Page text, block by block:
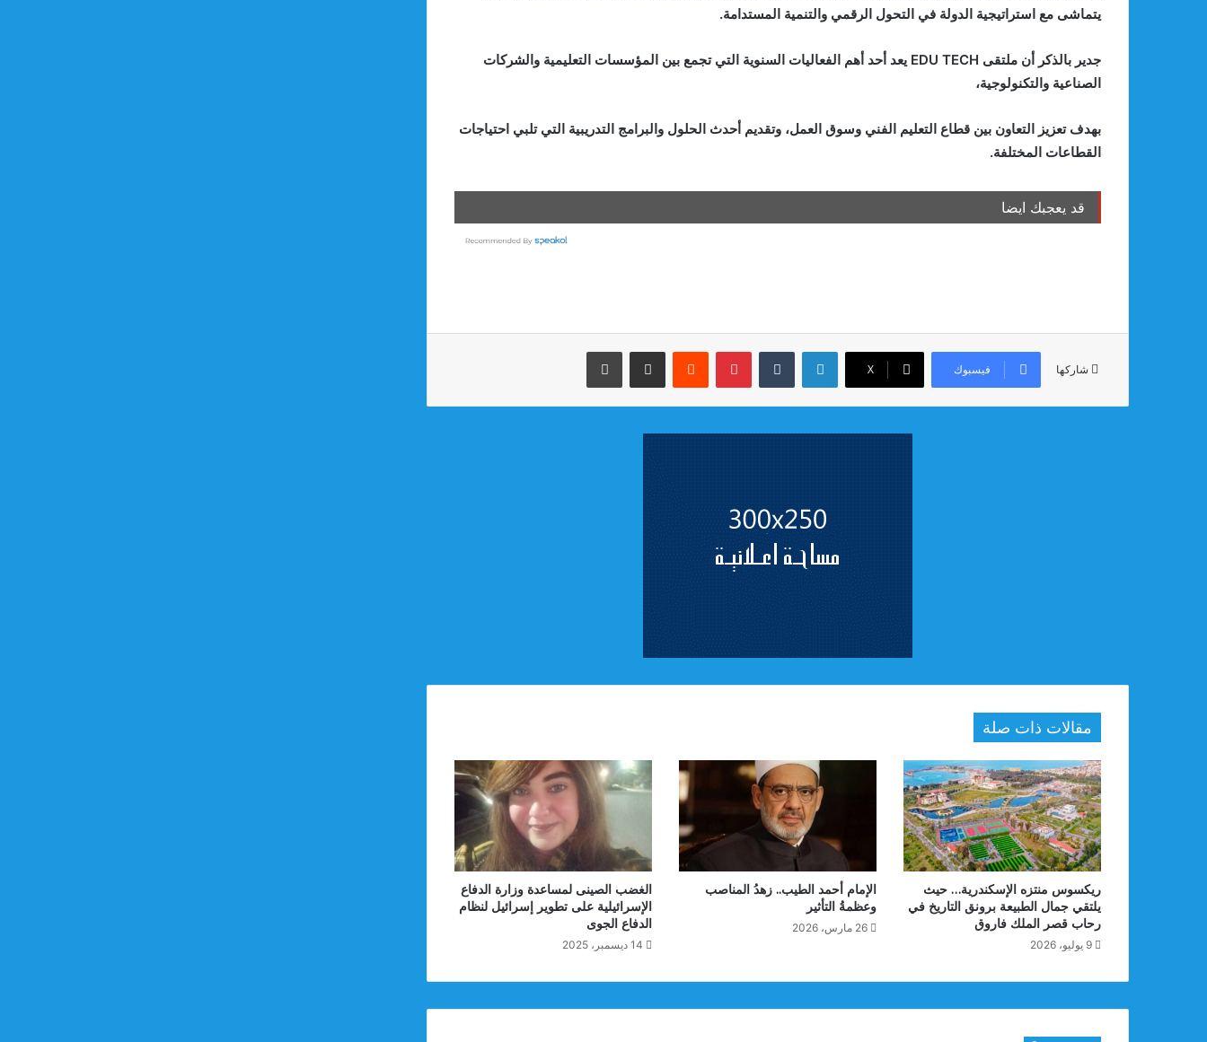
يتماشى مع استراتيجية الدولة في التحول الرقمي والتنمية المستدامة.
جدير بالذكر أن ملتقى EDU TECH يعد أحد أهم الفعاليات السنوية التي تجمع بين المؤسسات التعليمية والشركات
الصناعية والتكنولوجية،
بهدف تعزيز التعاون بين قطاع التعليم الفني وسوق العمل، وتقديم أحدث الحلول والبرامج التدريبية التي تلبي احتياجات
القطاعات المختلفة.
قد يعجبك ايضا
شاركها فيسبوك ‫X
لينكدإن بينتيريست مشاركة عبر البريد طباعة
مقالات ذات صلة
ريكسوس منتزه الإسكندرية… حيث
يلتقي جمال الطبيعة برونق التاريخ في
رحاب قصر الملك فاروق
9 يوليو، 2026
الإمام أحمد الطيب.. زهدُ المناصب
وعظمةُ التأثير
26 مارس، 2026
الغضب الصينى لمساعدة وزارة الدفاع
الإسرائيلية على تطوير إسرائيل لنظام
الدفاع الجوى
14 ديسمبر، 2025